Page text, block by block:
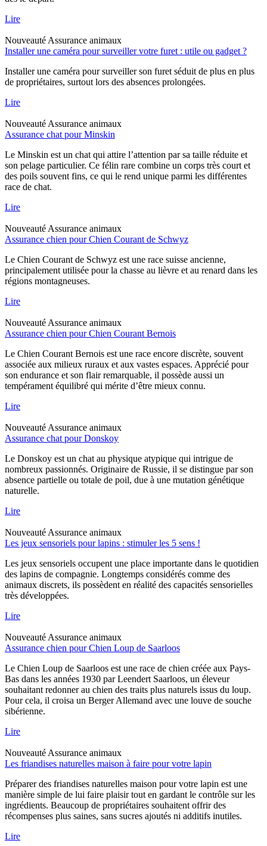
Lire
Nouveauté Assurance animaux
Installer une caméra pour surveiller votre furet : utile ou gadget ?
Installer une caméra pour surveiller son furet séduit de plus en plus
de propriétaires, surtout lors des absences prolongées.
Lire
Nouveauté Assurance animaux
Assurance chat pour Minskin
Le Minskin est un chat qui attire l’attention par sa taille réduite et
son pelage particulier. Ce félin rare combine un corps très court et
des poils souvent fins, ce qui le rend unique parmi les différentes
race de chat.
Lire
Nouveauté Assurance animaux
Assurance chien pour Chien Courant de Schwyz
Le Chien Courant de Schwyz est une race suisse ancienne,
principalement utilisée pour la chasse au lièvre et au renard dans les
régions montagneuses.
Lire
Nouveauté Assurance animaux
Assurance chien pour Chien Courant Bernois
Le Chien Courant Bernois est une race encore discrète, souvent
associée aux milieux ruraux et aux vastes espaces. Apprécié pour
son endurance et son flair remarquable, il possède aussi un
tempérament équilibré qui mérite d’être mieux connu.
Lire
Nouveauté Assurance animaux
Assurance chat pour Donskoy
Le Donskoy est un chat au physique atypique qui intrigue de
nombreux passionnés. Originaire de Russie, il se distingue par son
absence partielle ou totale de poil, due à une mutation génétique
naturelle.
Lire
Nouveauté Assurance animaux
Les jeux sensoriels pour lapins : stimuler les 5 sens !
Les jeux sensoriels occupent une place importante dans le quotidien
des lapins de compagnie. Longtemps considérés comme des
animaux discrets, ils possèdent en réalité des capacités sensorielles
très développées.
Lire
Nouveauté Assurance animaux
Assurance chien pour Chien Loup de Saarloos
Le Chien Loup de Saarloos est une race de chien créée aux Pays-
Bas dans les années 1930 par Leendert Saarloos, un éleveur
souhaitant redonner au chien des traits plus naturels issus du loup.
Pour cela, il croisa un Berger Allemand avec une louve de souche
sibérienne.
Lire
Nouveauté Assurance animaux
Les friandises naturelles maison à faire pour votre lapin
Préparer des friandises naturelles maison pour votre lapin est une
manière simple de lui faire plaisir tout en gardant le contrôle sur les
ingrédients. Beaucoup de propriétaires souhaitent offrir des
récompenses plus saines, sans sucres ajoutés ni additifs inutiles.
Lire